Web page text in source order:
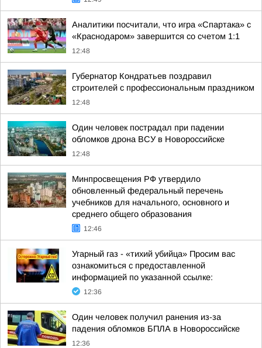
Аналитики посчитали, что игра «Спартака» с
«Краснодаром» завершится со счетом 1:1
12:48
Губернатор Кондратьев поздравил
строителей с профессиональным праздником
12:48
Один человек пострадал при падении
обломков дрона ВСУ в Новороссийске
12:48
Минпросвещения РФ утвердило
обновленный федеральный перечень
учебников для начального, основного и
среднего общего образования
12:46
Угарный газ - «тихий убийца» Просим вас
ознакомиться с предоставленной
информацией по указанной ссылке:
12:36
Один человек получил ранения из-за
падения обломков БПЛА в Новороссийске
12:36